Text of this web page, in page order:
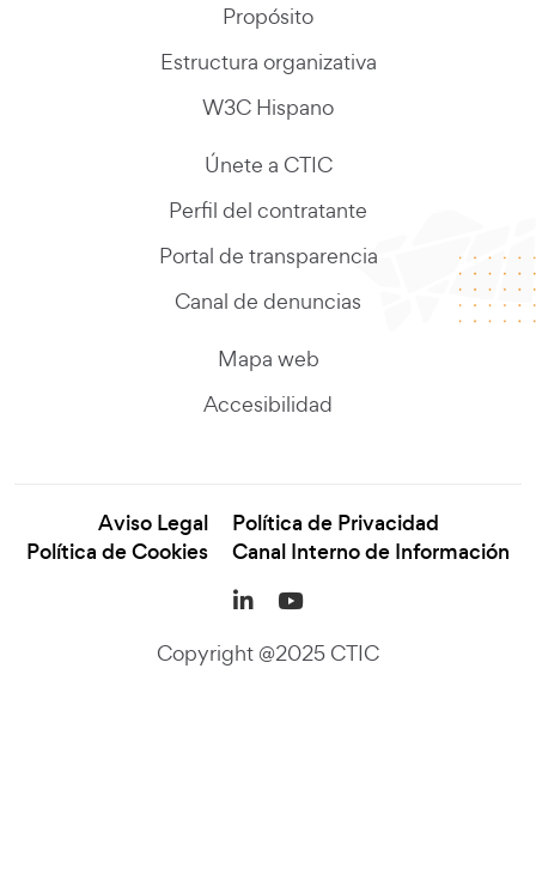
Propósito
Estructura organizativa
W3C Hispano
Únete a CTIC
Perfil del contratante
Portal de transparencia
Canal de denuncias
Mapa web
Accesibilidad
Aviso Legal
Política de Privacidad
Política de Cookies
Canal Interno de Información
LinkedIn (se abre en
YouTube (se abre
Copyright @2025 CTIC